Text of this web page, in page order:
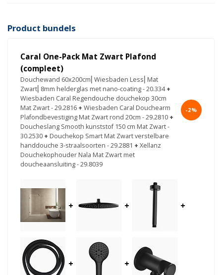
Product bundels
Caral One-Pack Mat Zwart Plafond
(compleet)
Douchewand 60x200cm⎢Wiesbaden Less⎢Mat
Zwart⎢8mm helderglas met nano-coating - 20.334 +
Wiesbaden Caral Regendouche douchekop 30cm
Mat Zwart - 29.2816 + Wiesbaden Caral Douchearm
Plafondbevestiging Mat Zwart rond 20cm - 29.2810 +
Doucheslang Smooth kunststof 150 cm Mat Zwart -
30.2530 + Douchekop Smart Mat Zwart verstelbare
handdouche 3-straalsoorten - 29.2881 + Xellanz
Douchekophouder Nala Mat Zwart met
doucheaansluiting - 29.8039
-2%
+ + +
+ +